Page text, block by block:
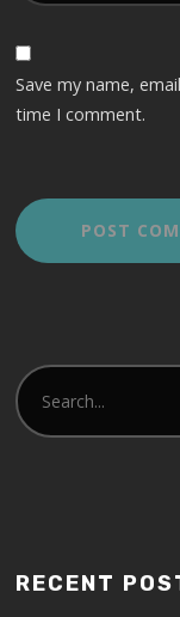
Save my name,
time I comment.
RECENT